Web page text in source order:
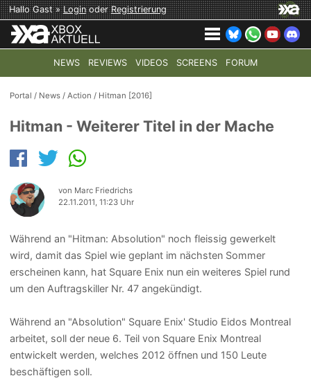
Hallo Gast »LoginoderRegistrierung
NEWS REVIEWS VIDEOS SCREENS FORUM
TOP-THEMEN: COD: MODERN WARFARE 4 HALO:
Portal / News /Action / Hitman [2016]
Hitman - Weiterer Titel in der Mache
von Marc Friedrichs
22.11.2011, 11:23 Uhr
Während an "Hitman: Absolution" noch fleissig gewerkelt
wird, damit das Spiel wie geplant im nächsten Sommer
erscheinen kann, hat Square Enix nun ein weiteres Spiel rund
um den Auftragskiller Nr. 47 angekündigt.
Während an "Absolution" Square Enix' Studio Eidos Montreal
arbeitet, soll der neue 6. Teil von Square Enix Montreal
entwickelt werden, welches 2012 öffnen und 150 Leute
beschäftigen soll.